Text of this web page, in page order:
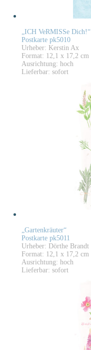
„ICH VeRMISSe Dich!“
Postkarte pk5010
Urheber: Kerstin Ax
Format: 12,1 x 17,2 cm
Ausrichtung: hoch
Lieferbar: sofort
„Gartenkräuter“
Postkarte pk5011
Urheber: Dörthe Brandt
Format: 12,1 x 17,2 cm
Ausrichtung: hoch
Lieferbar: sofort